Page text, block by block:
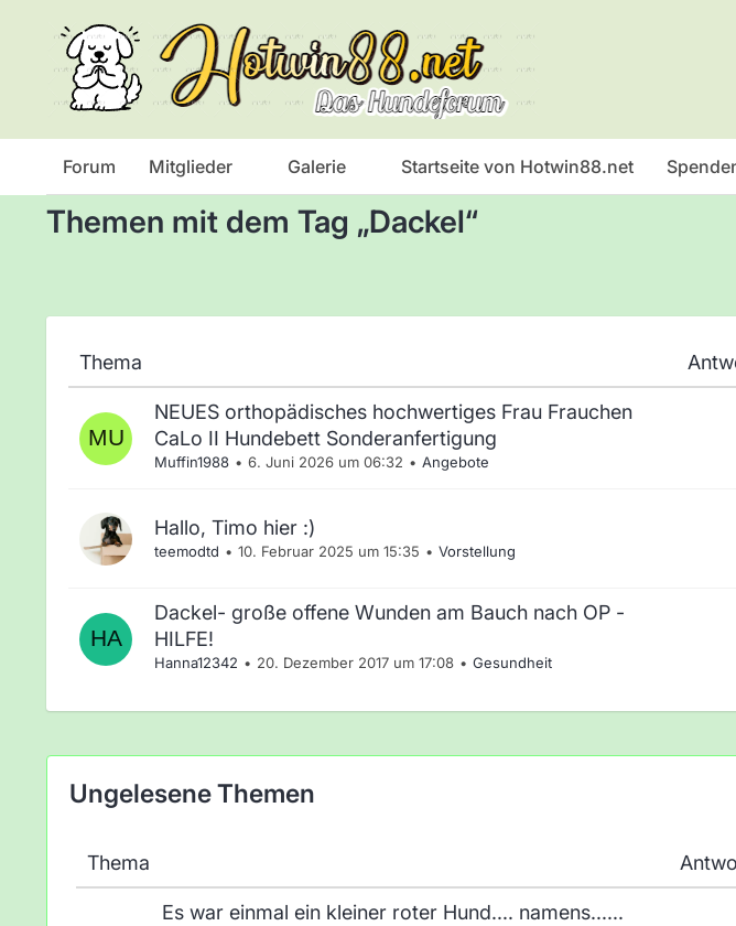
Forum Mitglieder Galerie Startseite von Hotwin88.net
Themen mit dem Tag „Dackel“
Thema
NEUES orthopädisches hochwertiges Frau Frauchen
CaLo II Hundebett Sonderanfertigung
Muffin1988 6. Juni 2026 um 06:32 Angebote
Hallo, Timo hier :)
teemodtd 10. Februar 2025 um 15:35 Vorstellung
Dackel- große offene Wunden am Bauch nach OP -
HILFE!
Hanna12342 20. Dezember 2017 um 17:08 Gesundheit
Ungelesene Themen
Thema
Es war einmal ein kleiner roter Hund.... namens......